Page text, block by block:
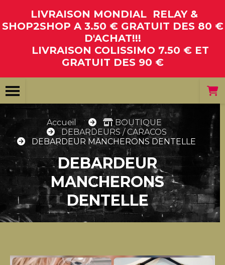
LIVRAISON MONDIAL RELAY &
SHOP2SHOP A 3.50 € GRATUIT DES 80 €
D'ACHAT!!!
LIVRAISON COLISSIMO 7.50 € ET
GRATUIT DES 90 €
Accueil
BOUTIQUE
DEBARDEURS / CARACOS
DEBARDEUR MANCHERONS DENTELLE
DEBARDEUR
MANCHERONS
DENTELLE